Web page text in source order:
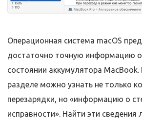
Операционная система macOS
достаточно точную информацию
состоянии аккумулятора MacBook.
разделе можно узнать не только
перезарядки, но «информацию о
исправности». Найти эти сведения